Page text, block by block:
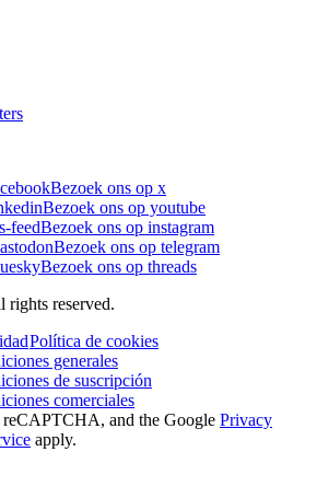
Bezoek ons op x
Bezoek ons op youtube
feedBezoek ons op instagram
Bezoek ons op telegram
Bezoek ons op threads
rights reserved.
Política de cookies
generales
de suscripción
comerciales
reCAPTCHA, and the Google Privacy
apply.